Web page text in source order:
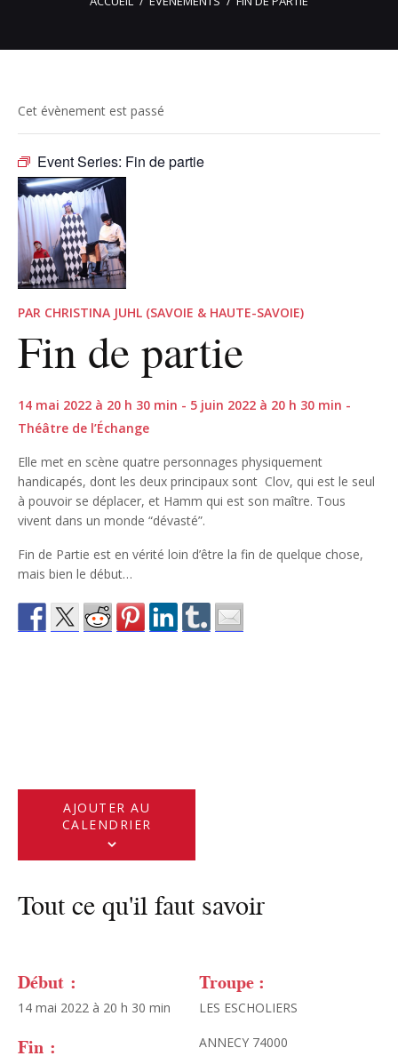
Cet évènement est passé
Event Series: Fin de partie
PAR CHRISTINA JUHL (SAVOIE & HAUTE-SAVOIE)
Fin de partie
14 mai 2022 à 20 h 30 min - 5 juin 2022 à 20 h 30 min -
Théâtre de l’Échange
Elle met en scène quatre personnages physiquement
handicapés, dont les deux principaux sont Clov, qui est le seul
à pouvoir se déplacer, et Hamm qui est son maître. Tous
vivent dans un monde “dévasté”.
Fin de Partie est en vérité loin d’être la fin de quelque chose,
mais bien le début…
AJOUTER AU
CALENDRIER
Tout ce qu'il faut savoir
Début :
14 mai 2022 à 20 h 30 min
Fin :
Troupe :
LES ESCHOLIERS
ANNECY 74000